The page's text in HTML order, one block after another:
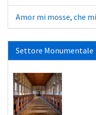
Amor mi mosse, che
Settore Monumentale